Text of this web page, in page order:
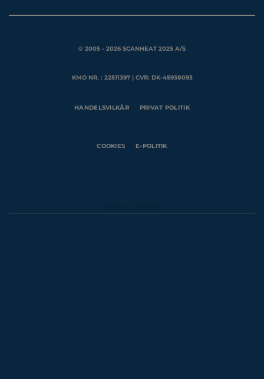
© 2005 - 2026 SCANHEAT 2025 A/S
KMO NR. : 22511397 | CVR: DK-45938093
HANDELSVILKÅR PRIVAT POLITIK
COOKIES E-POLITIK
OM OS KONTAKT